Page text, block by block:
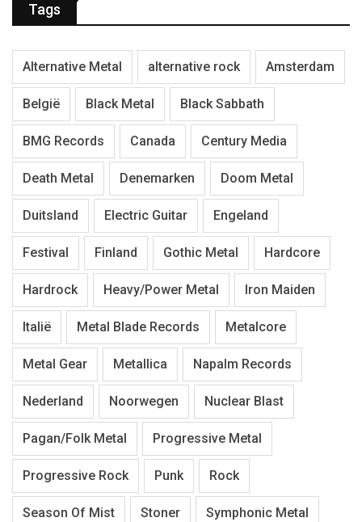
Tags
Alternative Metal alternative rock Amsterdam
België Black Metal Black Sabbath
BMG Records Canada Century Media
Death Metal Denemarken Doom Metal
Duitsland Electric Guitar Engeland
Festival Finland Gothic Metal Hardcore
Hardrock Heavy/Power Metal Iron Maiden
Italië Metal Blade Records Metalcore
Metal Gear Metallica Napalm Records
Nederland Noorwegen Nuclear Blast
Pagan/Folk Metal Progressive Metal
Progressive Rock Punk Rock
Season Of Mist Stoner Symphonic Metal